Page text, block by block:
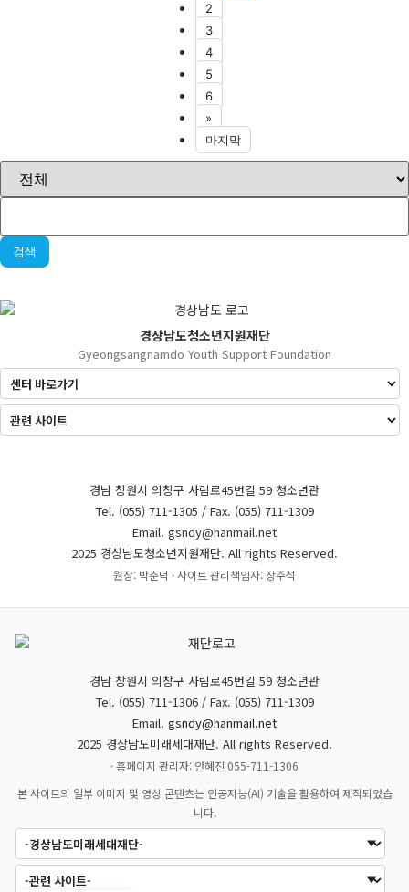
2
3
4
5
6
»
마지막
검색
경상남도청소년지원재단
Gyeongsangnamdo Youth Support Foundation
경남 창원시 의창구 사림로45번길 59 청소년관
Tel. (055) 711-1305 / Fax. (055) 711-1309
Email. gsndy@hanmail.net
2025 경상남도청소년지원재단. All rights Reserved.
원장: 박춘덕 · 사이트 관리책임자: 장주석
경남 창원시 의창구 사림로45번길 59 청소년관
Tel. (055) 711-1306 / Fax. (055) 711-1309
Email. gsndy@hanmail.net
2025 경상남도미래세대재단. All rights Reserved.
· 홈페이지 관리자: 안혜진 055-711-1306
본 사이트의 일부 이미지 및 영상 콘텐츠는 인공지능(AI) 기술을 활용하여 제작되었습
니다.